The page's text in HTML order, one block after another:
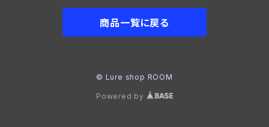
フットボールジグ
ジョイントベイト
GRASS ROOTS
フットボールヘッド
商品一覧に戻る
© Lure shop ROOM
Powered by